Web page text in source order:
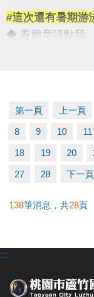
連絡資訊
-洽詢專線：03-
https://
#這次還有暑期
◆ 看簡章請點我
◆ 課程報名時程
06/03-06/10 #舊
使用APP享9折
且開班成功，無中
06/11-06/30 #不
第一頁 上一頁
8 9 10 11
18 19 20
27 28 下一頁
138筆消息，共28頁
:::